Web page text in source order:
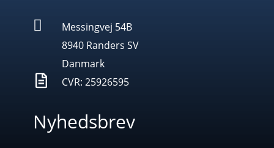

Messingvej 54B
8940 Randers SV
Danmark
 CVR: 25926595
Nyhedsbrev